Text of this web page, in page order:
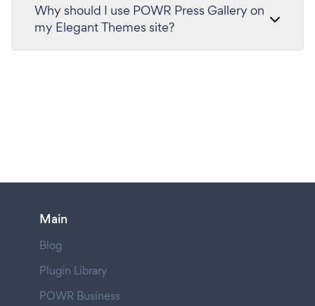
Why should I use POWR Press Gallery on
my Elegant Themes site?
Main
Blog
Plugin Library
POWR Business